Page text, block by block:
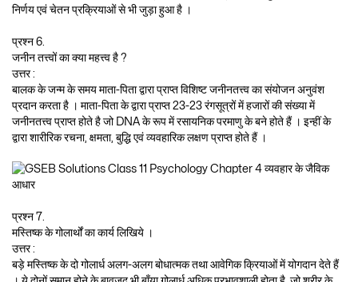
निर्णय एवं चेतन प्रक्रियाओं से भी जुड़ा हुआ है ।
प्रश्न 6.
जनीन तत्त्वों का क्या महत्त्व है ?
उत्तर :
बालक के जन्म के समय माता-पिता द्वारा प्राप्त विशिष्ट जनीनतत्त्व का संयोजन अनुवंश
प्रदान करता है । माता-पिता के द्वारा प्राप्त 23-23 रंगसूत्रों में हजारों की संख्या में
जनीनतत्त्व प्राप्त होते है जो DNA के रूप में रसायनिक परमाणु के बने होते हैं । इन्हीं के
द्वारा शारीरिक रचना, क्षमता, बुद्धि एवं व्यवहारिक लक्षण प्राप्त होते हैं ।
प्रश्न 7.
मस्तिष्क के गोलार्थों का कार्य लिखिये ।
उत्तर :
बड़े मस्तिष्क के दो गोलार्ध अलग-अलग बोधात्मक तथा आवेगिक क्रियाओं में योगदान देते हैं